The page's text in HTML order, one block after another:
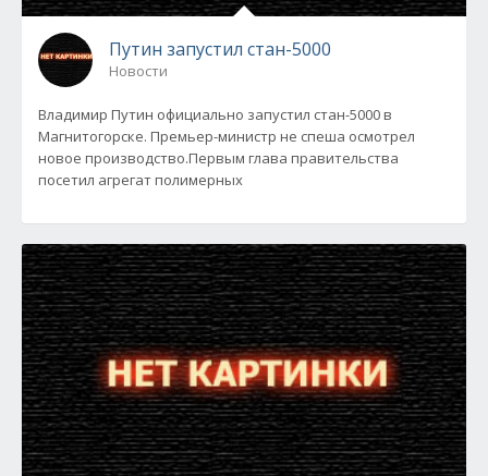
Путин запустил стан-5000
Новости
Владимир Путин официально запустил стан-5000 в
Магнитогорске. Премьер-министр не спеша осмотрел
новое производство.Первым глава правительства
посетил агрегат полимерных